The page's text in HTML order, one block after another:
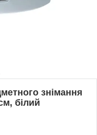
знімання
білий